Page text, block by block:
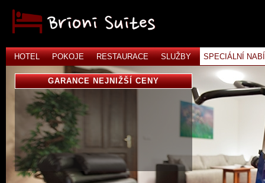
GARANCE NEJNIŽŠÍ CENY
HOTEL POKOJE RESTAURACE SLUŽBY SPECIÁLNÍ